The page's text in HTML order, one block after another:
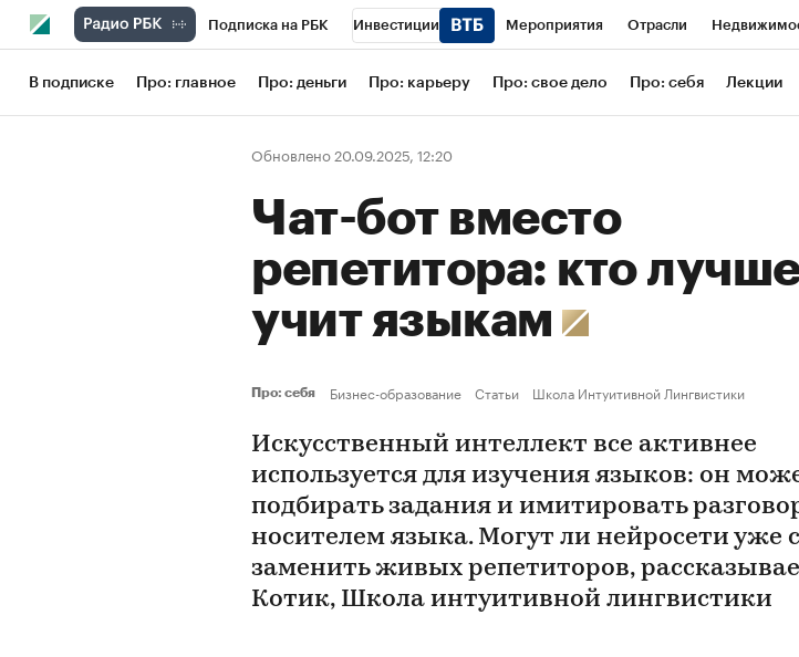
Подписка на РБК Инвестиции Мероприятия Отрасли
Школа управления РБК РБК Образование РБК Life Тренды
Рынок наличной валюты
В подписке Про: главное Про: деньги Про: карьеру Про: свое дело Про: себя Лекции
Обновлено 20.09.2025, 12:20
Чат-бот вместо
репетитора: кто
учит языкам
Про: себя Бизнес-образование Статьи Школа Интуитивной Лингвистики
Искусственный интеллект все активнее
используется для изучения языков: он
подбирать задания и имитировать
носителем языка. Могут ли нейросети уже
заменить живых репетиторов,
Котик, Школа интуитивной лингвистики